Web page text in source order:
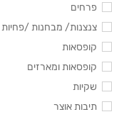
פרחים
צנצנות/ מבחנות /פחיות
קופסאות
קופסאות ומארזים
שקיות
תיבות אוצר